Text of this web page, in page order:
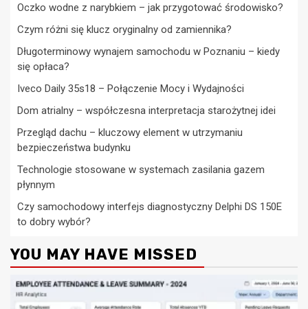
Oczko wodne z narybkiem – jak przygotować środowisko?
Czym różni się klucz oryginalny od zamiennika?
Długoterminowy wynajem samochodu w Poznaniu – kiedy
się opłaca?
Iveco Daily 35s18 – Połączenie Mocy i Wydajności
Dom atrialny – współczesna interpretacja starożytnej idei
Przegląd dachu – kluczowy element w utrzymaniu
bezpieczeństwa budynku
Technologie stosowane w systemach zasilania gazem
płynnym
Czy samochodowy interfejs diagnostyczny Delphi DS 150E
to dobry wybór?
YOU MAY HAVE MISSED